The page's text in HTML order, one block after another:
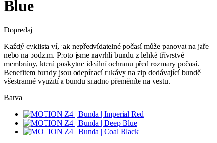
Blue
Dopredaj
Každý cyklista ví, jak nepředvídatelné počasí může panovat na jaře
nebo na podzim. Proto jsme navrhli bundu z lehké třívrstvé
membrány, která poskytne ideální ochranu před rozmary počasí.
Benefitem bundy jsou odepínací rukávy na zip dodávající bundě
všestranné využití a bundu snadno přeměníte na vestu.
Barva